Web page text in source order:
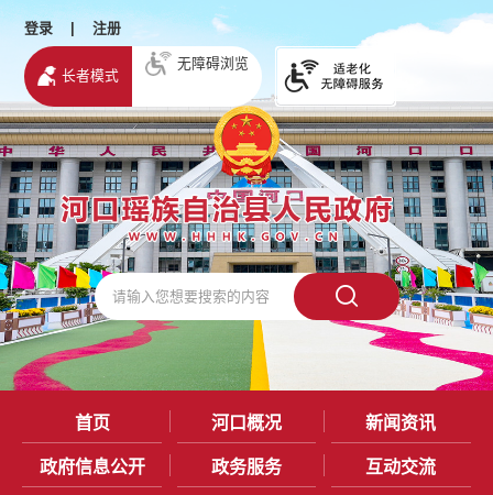
登录 | 注册
长者模式
无障碍浏览
首页 河口概况 新闻资讯
政府信息公开 政务服务 互动交流